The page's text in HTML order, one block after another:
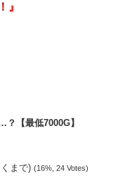
』
？【最低7000G】
まで) (16%, 24 Votes)